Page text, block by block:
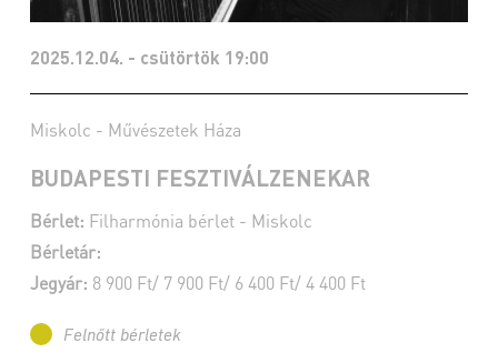
2025.12.04. - csütörtök 19:00
Miskolc - Művészetek Háza
BUDAPESTI FESZTIVÁLZENEKAR
Bérlet: Filharmónia bérlet - Miskolc
Bérletár:
Jegyár: 8 900 Ft/ 7 900 Ft/ 6 400 Ft/ 4 400 Ft
Felnőtt bérletek